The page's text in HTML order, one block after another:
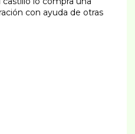
con ayuda de otras